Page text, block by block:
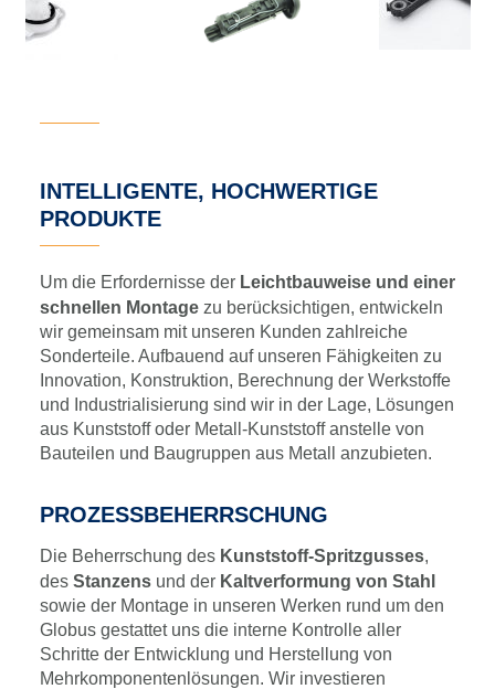
INTELLIGENTE, HOCHWERTIGE
PRODUKTE
Um die Erfordernisse der Leichtbauweise und einer
schnellen Montage zu berücksichtigen, entwickeln
wir gemeinsam mit unseren Kunden zahlreiche
Sonderteile. Aufbauend auf unseren Fähigkeiten zu
Innovation, Konstruktion, Berechnung der Werkstoffe
und Industrialisierung sind wir in der Lage, Lösungen
aus Kunststoff oder Metall-Kunststoff anstelle von
Bauteilen und Baugruppen aus Metall anzubieten.
PROZESSBEHERRSCHUNG
Die Beherrschung des Kunststoff-Spritzgusses,
des Stanzens und der Kaltverformung von Stahl
sowie der Montage in unseren Werken rund um den
Globus gestattet uns die interne Kontrolle aller
Schritte der Entwicklung und Herstellung von
Mehrkomponentenlösungen. Wir investieren